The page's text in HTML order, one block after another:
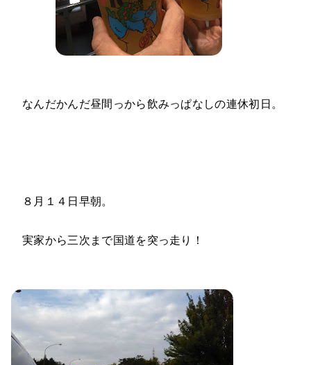
なんだかんだ昼間っから飲みっぱなしの連休初日。
８月１４日早朝。
実家から三次まで国道を突っ走り！